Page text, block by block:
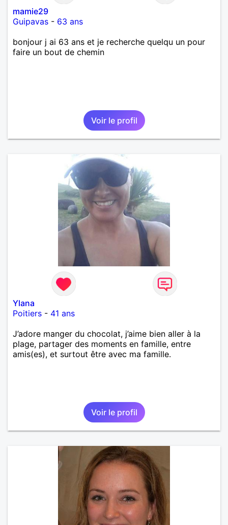
mamie29
Guipavas - 63 ans
bonjour j ai 63 ans et je recherche quelqu un pour
faire un bout de chemin
Voir le profil
Ylana
Poitiers - 41 ans
J’adore manger du chocolat, j’aime bien aller à la
plage, partager des moments en famille, entre
amis(es), et surtout être avec ma famille.
Voir le profil